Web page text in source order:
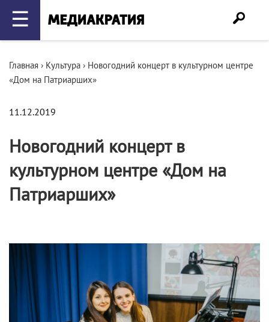
☰
Главная › Культура › Новогодний концерт в культурном центре
«Дом на Патриарших»
11.12.2019
Новогодний концерт в
культурном центре «Дом на
Патриарших»